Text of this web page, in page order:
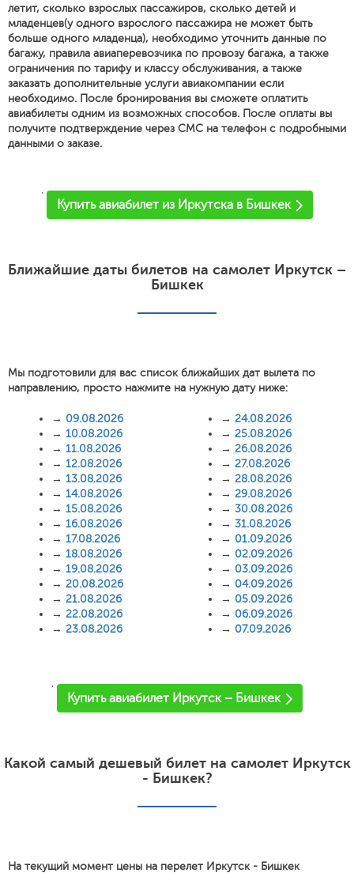
летит, сколько взрослых пассажиров, сколько детей и
младенцев(у одного взрослого пассажира не может быть
больше одного младенца), необходимо уточнить данные по
багажу, правила авиаперевозчика по провозу багажа, а также
ограничения по тарифу и классу обслуживания, а также
заказать дополнительные услуги авиакомпании если
необходимо. После бронирования вы сможете оплатить
авиабилеты одним из возможных способов. После оплаты вы
получите подтверждение через СМС на телефон с подробными
данными о заказе.
'
Купить авиабилет из Иркутска в Бишкек
Ближайшие даты билетов на самолет Иркутск –
Бишкек
Мы подготовили для вас список ближайших дат вылета по
направлению, просто нажмите на нужную дату ниже:
→ 09.08.2026
→ 10.08.2026
→ 11.08.2026
→ 12.08.2026
→ 13.08.2026
→ 14.08.2026
→ 15.08.2026
→ 16.08.2026
→ 17.08.2026
→ 18.08.2026
→ 19.08.2026
→ 20.08.2026
→ 21.08.2026
→ 22.08.2026
→ 23.08.2026
→ 24.08.2026
→ 25.08.2026
→ 26.08.2026
→ 27.08.2026
→ 28.08.2026
→ 29.08.2026
→ 30.08.2026
→ 31.08.2026
→ 01.09.2026
→ 02.09.2026
→ 03.09.2026
→ 04.09.2026
→ 05.09.2026
→ 06.09.2026
→ 07.09.2026
'
Купить авиабилет Иркутск – Бишкек
Какой самый дешевый билет на самолет Иркутск
- Бишкек?
На текущий момент цены на перелет Иркутск - Бишкек